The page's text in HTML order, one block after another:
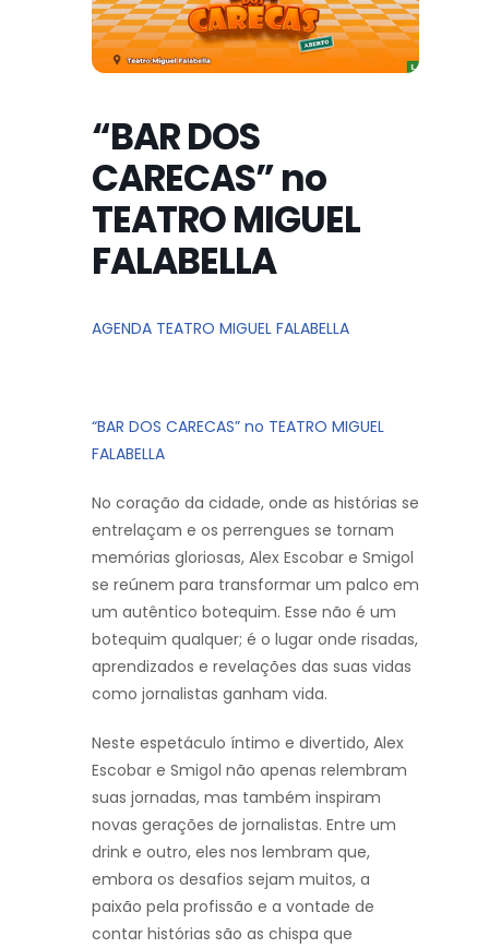
“BAR DOS
CARECAS” no
TEATRO MIGUEL
FALABELLA
AGENDA TEATRO MIGUEL FALABELLA
“BAR DOS CARECAS” no TEATRO MIGUEL
FALABELLA
No coração da cidade, onde as histórias se
entrelaçam e os perrengues se tornam
memórias gloriosas, Alex Escobar e Smigol
se reúnem para transformar um palco em
um autêntico botequim. Esse não é um
botequim qualquer; é o lugar onde risadas,
aprendizados e revelações das suas vidas
como jornalistas ganham vida.
Neste espetáculo íntimo e divertido, Alex
Escobar e Smigol não apenas relembram
suas jornadas, mas também inspiram
novas gerações de jornalistas. Entre um
drink e outro, eles nos lembram que,
embora os desafios sejam muitos, a
paixão pela profissão e a vontade de
contar histórias são as chispa que